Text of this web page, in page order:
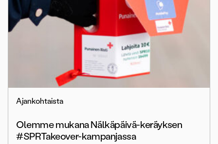
Ajankohtaista
Olemme mukana Nälkäpäivä-keräyksen
#SPRTakeover-kampanjassa